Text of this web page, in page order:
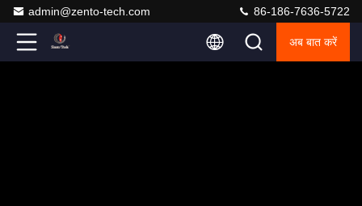
admin@zento-tech.com 86-186-7636-5722
अब बात करें